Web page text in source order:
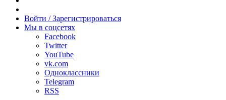
радио
Войти / Зарегистрироваться
Мы в соцсетях
Facebook
Twitter
YouTube
vk.com
Одноклассники
Telegram
RSS